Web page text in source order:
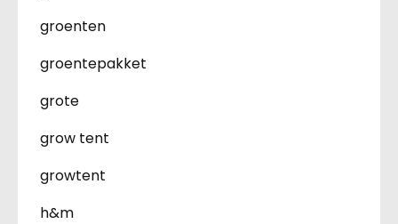
groenten
groentepakket
grote
grow tent
growtent
h&m